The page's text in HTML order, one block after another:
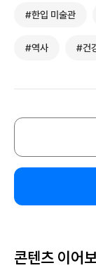
#한입 미술관
#역사 #건
콘텐츠 이어